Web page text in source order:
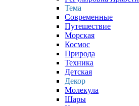
Тема
Современные
Путешествие
Морская
Космос
Природа
Техника
Детская
Декор
Молекула
Шары